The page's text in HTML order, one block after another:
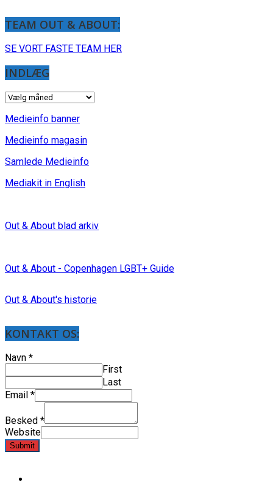
TEAM OUT & ABOUT:
SE VORT FASTE TEAM HER
INDLÆG
INDLÆG
Medieinfo banner
Medieinfo magasin
Samlede Medieinfo
Mediakit in English
Out & About blad arkiv
Out & About - Copenhagen LGBT+ Guide
Out & About's historie
KONTAKT OS:
Navn *
First
Last
Email *
Besked *
Website
Submit